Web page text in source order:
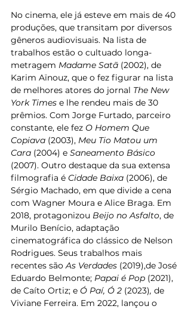
No cinema, ele já esteve em mais de 40
produções, que transitam por diversos
gêneros audiovisuais. Na lista de
trabalhos estão o cultuado longa-
metragem Madame Satã (2002), de
Karim Aïnouz, que o fez figurar na lista
de melhores atores do jornal The New
York Times e lhe rendeu mais de 30
prêmios. Com Jorge Furtado, parceiro
constante, ele fez O Homem Que
Copiava (2003), Meu Tio Matou um
Cara (2004) e Saneamento Básico
(2007). Outro destaque da sua extensa
filmografia é Cidade Baixa (2006), de
Sérgio Machado, em que divide a cena
com Wagner Moura e Alice Braga. Em
2018, protagonizou Beijo no Asfalto, de
Murilo Benício, adaptação
cinematográfica do clássico de Nelson
Rodrigues. Seus trabalhos mais
recentes são As Verdades (2019),de José
Eduardo Belmonte; Papai é Pop (2021),
de Caíto Ortiz; e Ó Paí, Ó 2 (2023), de
Viviane Ferreira. Em 2022, lançou o